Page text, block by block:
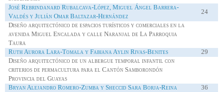
JoséRebrindanard Rubalcava-López, Miguel Ángel Barrera-
Valdés y Julián Omar Baltazar-Hernández
24
Diseño arquitectónico de espacios turísticos y comerciales en la
avenida Miguel Encalada y calle Naranjal de La Parroquia
Taura
Ruth Aurora Lara-Tomala y Fabiana Aylin Rivas-Benites
29
Diseño arquitectónico de un albergue temporal infantil con
criterios de permacultura para el Cantón Samborondón
Provincia del Guayas
Bryan Alejandro Romero-Zumba y Sheccid Sara Borja-Reina
36